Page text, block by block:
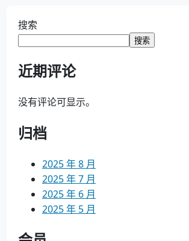
航搜索
搜索
近期评论
没有评论可显示。
归档
2025 年 8 月
2025 年 7 月
2025 年 6 月
2025 年 5 月